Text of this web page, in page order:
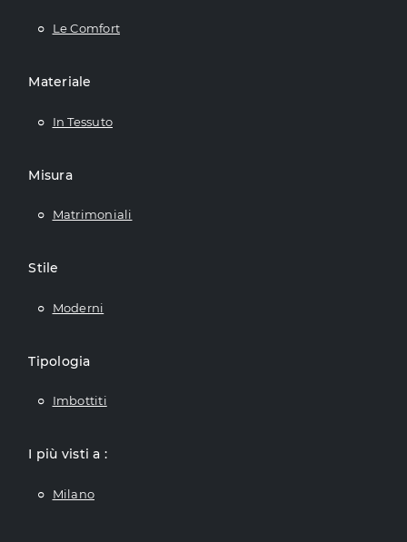
Le Comfort
Materiale
In Tessuto
Misura
Matrimoniali
Stile
Moderni
Tipologia
Imbottiti
I più visti a :
Milano